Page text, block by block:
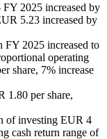
2025 increased by
5.23 increased by
FY 2025 increased to
operating
share, 7% increase
1.80 per share,
of investing EUR 4
cash return range of